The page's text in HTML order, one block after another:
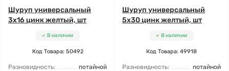
Шуруп универсальный
3x16 цинк желтый, шт
В наличии
Код Товара: 50492
Разновидность:
потайной
Шуруп универсальный
5x30 цинк желтый, шт
В наличии
Код Товара: 49918
Разновидность:
потайной